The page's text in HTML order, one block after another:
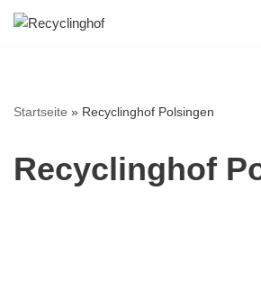
Startseite » Recyclinghof Polsingen
Recyclinghof